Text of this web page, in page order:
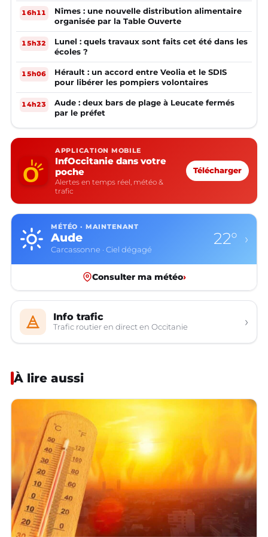
16h11
Nîmes : une nouvelle distribution alimentaire
organisée par la Table Ouverte
15h32
Lunel : quels travaux sont faits cet été dans les
écoles ?
15h06
Hérault : un accord entre Veolia et le SDIS
pour libérer les pompiers volontaires
14h23
Aude : deux bars de plage à Leucate fermés
par le préfet
APPLICATION MOBILE
InfOccitanie dans votre
poche
Alertes en temps réel, météo &
trafic
Télécharger
MÉTÉO · MAINTENANT
Aude
Carcassonne · Ciel dégagé
22° ›
Consulter ma météo›
Info trafic
Trafic routier en direct en Occitanie ›
À lire aussi